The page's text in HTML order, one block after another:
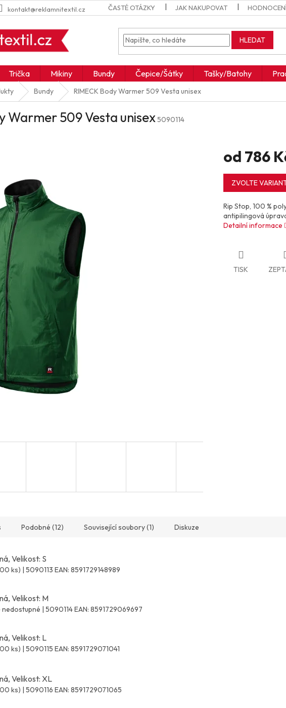
kontakt@reklamnitextil.cz ČASTÉ OTÁZKY JAK NAKUPOVAT
HLEDAT
Trička Mikiny Bundy Čepice/Šátky Tašky/Batohy
Bundy RIMECK Body Warmer 509 Vesta unisex
Warmer 509 Vesta unisex5090114
od 786
Měrná
cena:
ZVOLTE
Rip Stop, 100 %
antipilingová
Detailní informace
TISK
Podobné (12) Související soubory (1) Diskuze
Velikost: S
ks) | 5090113 EAN: 8591729148989
Velikost: M
| 5090114EAN: 8591729069697
Velikost: L
ks) | 5090115 EAN: 8591729071041
Velikost: XL
ks) | 5090116 EAN: 8591729071065